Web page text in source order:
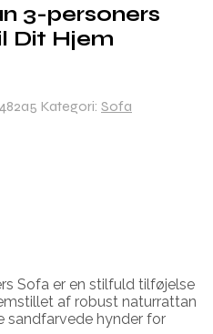
3-personers
Dit Hjem
Kategori: Sofa
Sofa er en stilfuld tilføjelse
af robust naturrattan
sandfarvede hynder for